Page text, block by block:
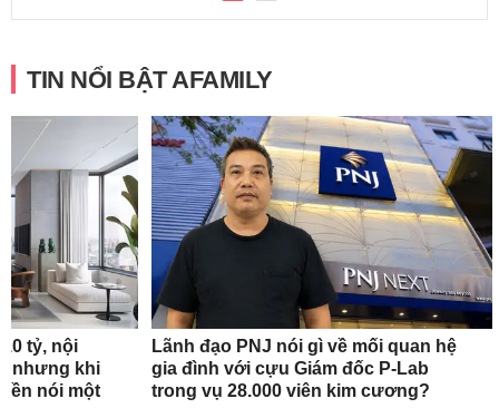
TIN NỔI BẬT AFAMILY
tỷ, nội
nhưng khi
nói một
Lãnh đạo PNJ nói gì về mối quan hệ
gia đình với cựu Giám đốc P-Lab
trong vụ 28.000 viên kim cương?